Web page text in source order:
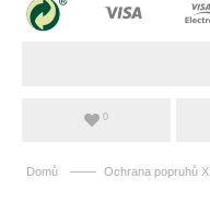
0
Domů —— Ochrana popruhů